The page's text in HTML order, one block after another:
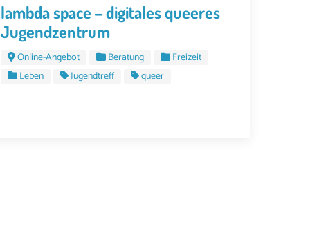
lambda space – digitales queeres
Jugendzentrum
Online-Angebot Beratung
Freizeit
Leben
Jugendtreff queer